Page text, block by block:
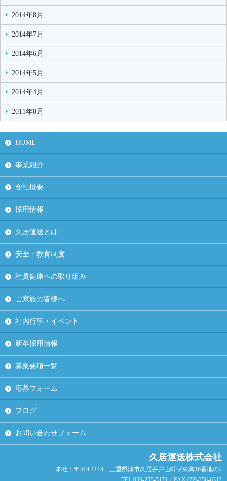
2014年8月
2014年7月
2014年6月
2014年5月
2014年4月
2011年8月
HOME
事業紹介
会社概要
採用情報
久居運送とは
安全・教育制度
社員健康への取り組み
ご家族の皆様へ
社内行事・イベント
新卒採用情報
募集要項一覧
応募フォーム
ブログ
お問い合わせフォーム
久居運送株式会社
本社：〒514-1114 三重県津市久居井戸山町字東興16番地の2